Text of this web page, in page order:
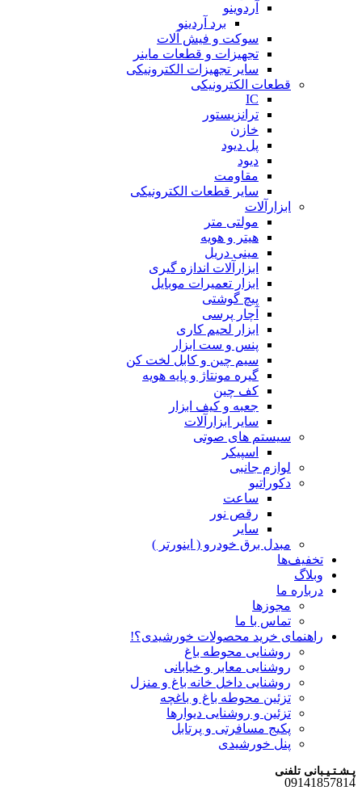
آردوینو
برد آردینو
سوکت و فیش آلات
تجهیزات و قطعات ماینر
سایر تجهیزات الکترونیکی
قطعات الکترونیکی
IC
ترانزیستور
خازن
پل دیود
دیود
مقاومت
سایر قطعات الکترونیکی
ابزارآلات
مولتی متر
هیتر و هویه
مینی دریل
ابزارآلات اندازه گیری
ابزار تعمیرات موبایل
پیچ گوشتی
آچار پرسی
ابزار لحیم کاری
پنس و ست ابزار
سیم چین و کابل لخت کن
گیره مونتاژ و پایه هویه
کف چین
جعبه و کیف ابزار
سایر ابزارآلات
سیستم های صوتی
اسپیکر
لوازم جانبی
دکوراتیو
ساعت
رقص نور
سایر
مبدل برق خودرو ( اینورتر )
تخفیف‌ها
وبلاگ
درباره ما
مجوزها
تماس با ما
راهنمای خرید محصولات خورشیدی؟!
روشنایی محوطه باغ
روشنایی معابر و خیابانی
روشنایی داخل خانه باغ و منزل
تزئین محوطه باغ و باغچه
تزئین و روشنایی دیوارها
پکیج مسافرتی و پرتابل
پنل خورشیدی
پـشـتـیـبانی تلفنی
09141857814